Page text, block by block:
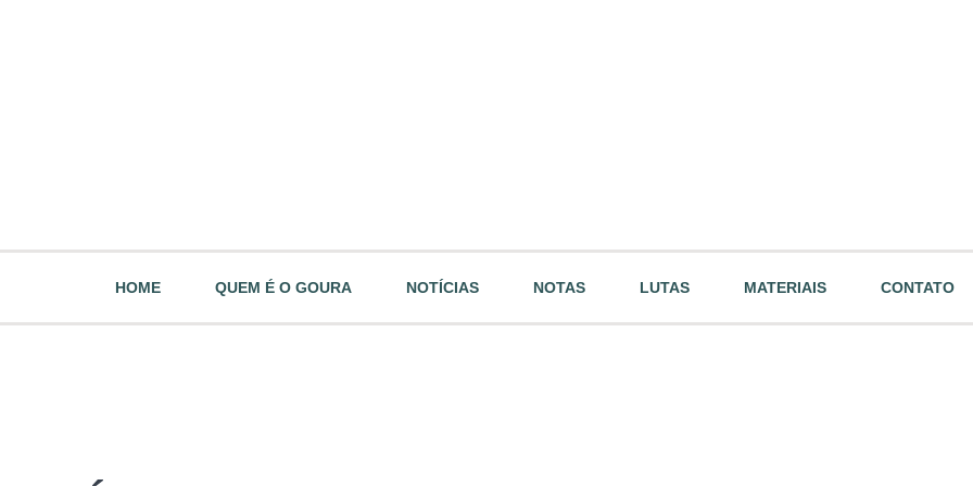
HOME QUEM É O GOURA NOTÍCIAS NOTAS LUTAS MATERIAIS CONTATO